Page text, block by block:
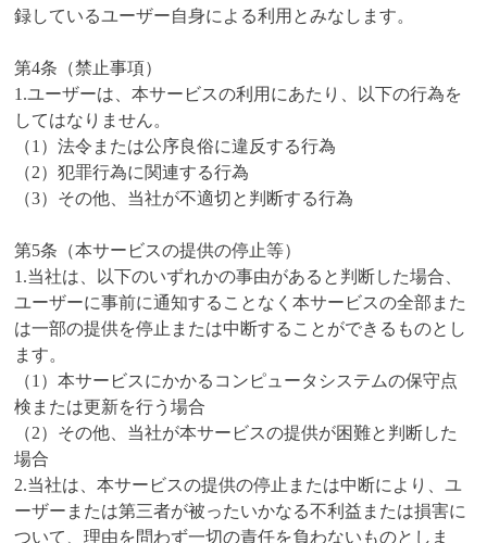
録しているユーザー自身による利用とみなします。
第4条（禁止事項）
1.ユーザーは、本サービスの利用にあたり、以下の行為を
してはなりません。
（1）法令または公序良俗に違反する行為
（2）犯罪行為に関連する行為
（3）その他、当社が不適切と判断する行為
第5条（本サービスの提供の停止等）
1.当社は、以下のいずれかの事由があると判断した場合、
ユーザーに事前に通知することなく本サービスの全部また
は一部の提供を停止または中断することができるものとし
ます。
（1）本サービスにかかるコンピュータシステムの保守点
検または更新を行う場合
（2）その他、当社が本サービスの提供が困難と判断した
場合
2.当社は、本サービスの提供の停止または中断により、ユ
ーザーまたは第三者が被ったいかなる不利益または損害に
ついて、理由を問わず一切の責任を負わないものとしま